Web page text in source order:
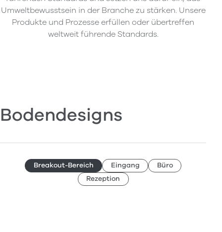
Umweltbewusstsein in der Branche zu stärken. Unsere
Produkte und Prozesse erfüllen oder übertreffen
weltweit führende Standards.
Bodendesigns
Breakout-Bereich Eingang
Büro
Rezeption